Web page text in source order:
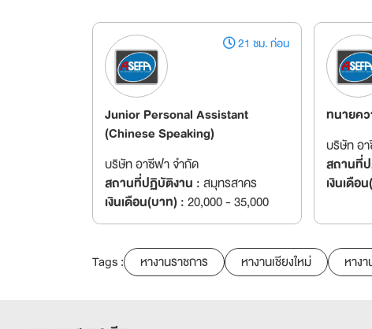
21 ชม. ก่อน
Junior Personal Assistant
(Chinese Speaking)
บริษัท อาซีฟา จำกัด
สถานที่ปฏิบัติงาน :สมุทรสาคร
เงินเดือน(บาท) :20,000 - 35,000
ทนายค
บริษัท อ
สถานที่
เงินเดือ
Tags : หางานราชการ หางานเชียงใหม่ หาง